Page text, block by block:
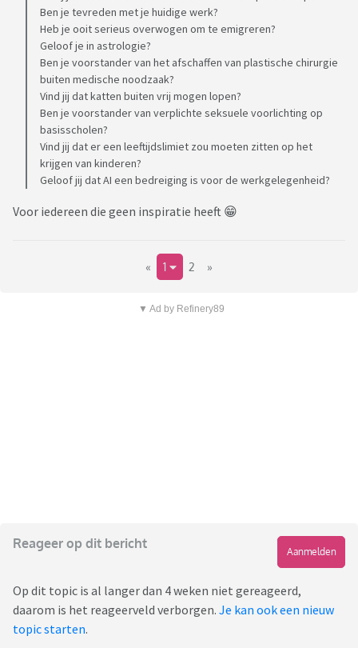
Ben je tevreden met je huidige werk?
Heb je ooit serieus overwogen om te emigreren?
Geloof je in astrologie?
Ben je voorstander van het afschaffen van plastische chirurgie
buiten medische noodzaak?
Vind jij dat katten buiten vrij mogen lopen?
Ben je voorstander van verplichte seksuele voorlichting op
basisscholen?
Vind jij dat er een leeftijdslimiet zou moeten zitten op het
krijgen van kinderen?
Geloof jij dat AI een bedreiging is voor de werkgelegenheid?
Voor iedereen die geen inspiratie heeft 😁
« 1 2 »
▼ Ad by Refinery89
Reageer op dit bericht
Aanmelden
Op dit topic is al langer dan 4 weken niet gereageerd,
daarom is het reageerveld verborgen. Je kan ook een nieuw
topic starten.